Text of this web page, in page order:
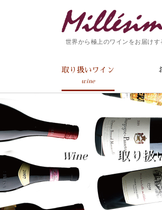
世界から極上のワインをお届けす
取り扱いワイン
wine
Wine 取り扱